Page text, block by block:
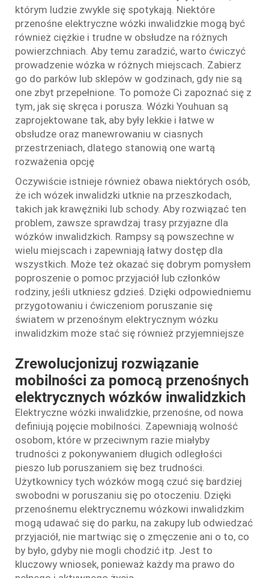
którym ludzie zwykle się spotykają. Niektóre
przenośne elektryczne wózki inwalidzkie mogą być
również ciężkie i trudne w obsłudze na różnych
powierzchniach. Aby temu zaradzić, warto ćwiczyć
prowadzenie wózka w różnych miejscach. Zabierz
go do parków lub sklepów w godzinach, gdy nie są
one zbyt przepełnione. To pomoże Ci zapoznać się z
tym, jak się skręca i porusza. Wózki Youhuan są
zaprojektowane tak, aby były lekkie i łatwe w
obsłudze oraz manewrowaniu w ciasnych
przestrzeniach, dlatego stanowią one wartą
rozważenia opcję
Oczywiście istnieje również obawa niektórych osób,
że ich wózek inwalidzki utknie na przeszkodach,
takich jak krawężniki lub schody. Aby rozwiązać ten
problem, zawsze sprawdzaj trasy przyjazne dla
wózków inwalidzkich. Rampsy są powszechne w
wielu miejscach i zapewniają łatwy dostęp dla
wszystkich. Może też okazać się dobrym pomysłem
poproszenie o pomoc przyjaciół lub członków
rodziny, jeśli utkniesz gdzieś. Dzięki odpowiedniemu
przygotowaniu i ćwiczeniom poruszanie się
światem w przenośnym elektrycznym wózku
inwalidzkim może stać się również przyjemniejsze
Zrewolucjonizuj rozwiązanie
mobilności za pomocą przenośnych
elektrycznych wózków inwalidzkich
Elektryczne wózki inwalidzkie, przenośne, od nowa
definiują pojęcie mobilności. Zapewniają wolność
osobom, które w przeciwnym razie miałyby
trudności z pokonywaniem długich odległości
pieszo lub poruszaniem się bez trudności.
Użytkownicy tych wózków mogą czuć się bardziej
swobodni w poruszaniu się po otoczeniu. Dzięki
przenośnemu elektrycznemu wózkowi inwalidzkim
mogą udawać się do parku, na zakupy lub odwiedzać
przyjaciół, nie martwiąc się o zmęczenie ani o to, co
by było, gdyby nie mogli chodzić itp. Jest to
kluczowy wniosek, ponieważ każdy ma prawo do